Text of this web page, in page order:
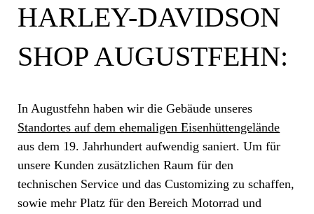
HARLEY-DAVIDSON
SHOP AUGUSTFEHN:
In Augustfehn haben wir die Gebäude unseres
Standortes auf dem ehemaligen Eisenhüttengelände
aus dem 19. Jahrhundert aufwendig saniert. Um für
unsere Kunden zusätzlichen Raum für den
technischen Service und das Customizing zu schaffen,
sowie mehr Platz für den Bereich Motorrad und